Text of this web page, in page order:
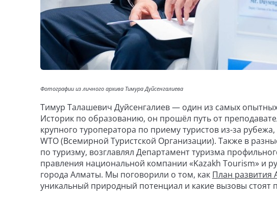
Фотографии из личного архива Тимура Дуйсенгалиева
Тимур Талашевич Дуйсенгалиев — один из самых опытных
Историк по образованию, он прошёл путь от
крупного туроператора по приему туристов из-за
WTO (Всемирной Туристской Организации). Также в
по туризму, возглавлял Департамент туризма
правления национальной компании «Kazakh Tourism» и
города Алматы. Мы поговорили о том, как План развития
уникальный природный потенциал и какие вызовы стоят